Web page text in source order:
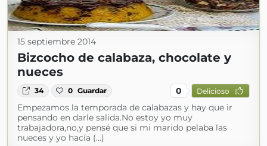
15 septiembre 2014
Bizcocho de calabaza, chocolate y
nueces
34 0 Guardar 0 Delicioso
Empezamos la temporada de calabazas y hay que ir
pensando en darle salida.No estoy yo muy
trabajadora,no,y pensé que si mi marido pelaba las
nueces y yo hacía (...)